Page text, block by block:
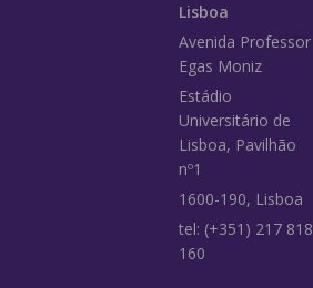
Lisboa
Avenida Professor
Egas Moniz
Estádio
Universitário de
Lisboa, Pavilhão
nº1
1600-190, Lisboa
tel: (+351) 217 818
160